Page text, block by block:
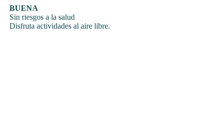
BUENA
Sin riesgos a la salud
Disfruta actividades al aire libre.